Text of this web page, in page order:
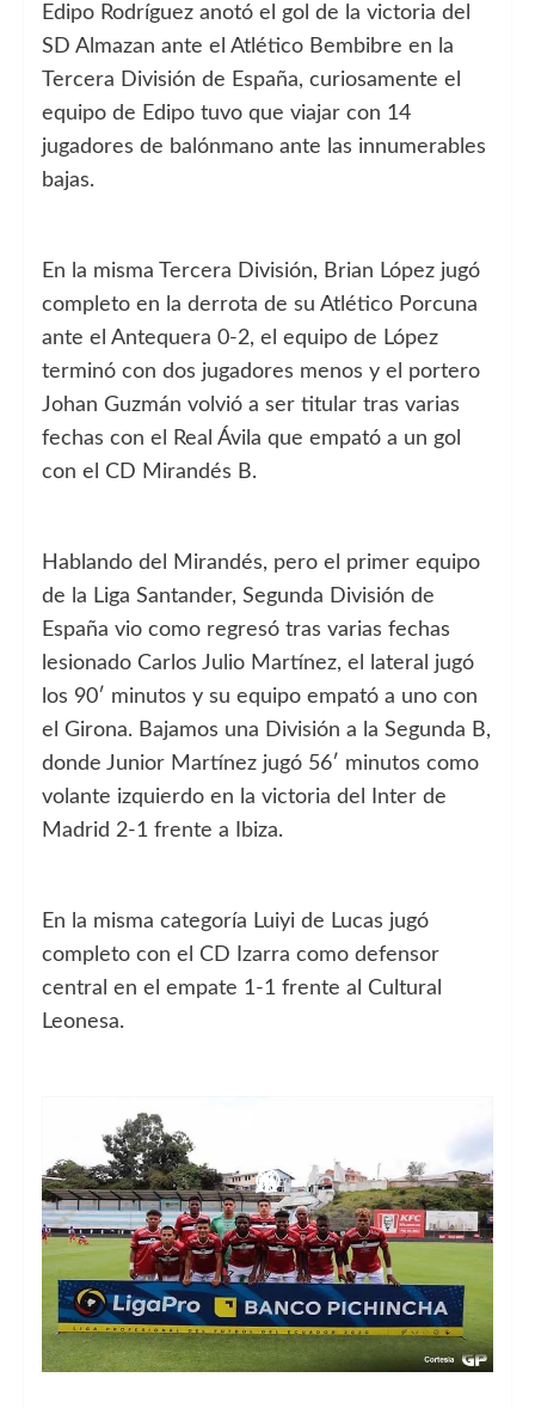
Edipo Rodríguez anotó el gol de la victoria del
SD Almazan ante el Atlético Bembibre en la
Tercera División de España, curiosamente el
equipo de Edipo tuvo que viajar con 14
jugadores de balónmano ante las innumerables
bajas.
En la misma Tercera División, Brian López jugó
completo en la derrota de su Atlético Porcuna
ante el Antequera 0-2, el equipo de López
terminó con dos jugadores menos y el portero
Johan Guzmán volvió a ser titular tras varias
fechas con el Real Ávila que empató a un gol
con el CD Mirandés B.
Hablando del Mirandés, pero el primer equipo
de la Liga Santander, Segunda División de
España vio como regresó tras varias fechas
lesionado Carlos Julio Martínez, el lateral jugó
los 90′ minutos y su equipo empató a uno con
el Girona. Bajamos una División a la Segunda B,
donde Junior Martínez jugó 56′ minutos como
volante izquierdo en la victoria del Inter de
Madrid 2-1 frente a Ibiza.
En la misma categoría Luiyi de Lucas jugó
completo con el CD Izarra como defensor
central en el empate 1-1 frente al Cultural
Leonesa.